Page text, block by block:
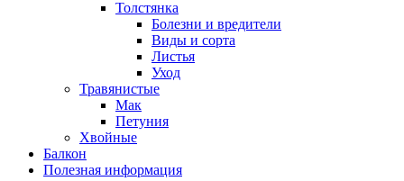
Толстянка
Болезни и вредители
Виды и сорта
Листья
Уход
Травянистые
Мак
Петуния
Хвойные
Балкон
Полезная информация